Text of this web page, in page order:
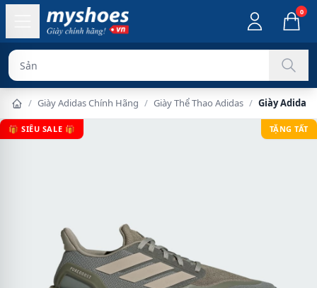
0
Sản phẩm chính
/ Giày Adidas Chính Hãng / Giày Thể Thao Adidas / Giày Adidas
🎁 SIÊU SALE 🎁 TẶNG TẤT